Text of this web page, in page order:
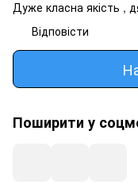
Дуже класна якість ,
Відповісти
Поширити у